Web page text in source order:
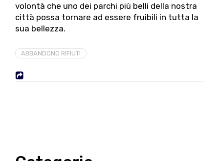
volontà che uno dei parchi più belli della nostra
città possa tornare ad essere fruibili in tutta la
sua bellezza.
ABBANDONO RIFIUTI